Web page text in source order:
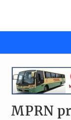
o
MPRN